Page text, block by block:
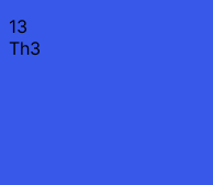
13
Th3